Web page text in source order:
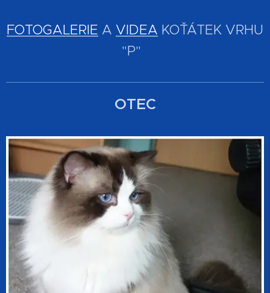
FOTOGALERIE A VIDEA KOŤÁTEK VRHU
"P"
OTEC